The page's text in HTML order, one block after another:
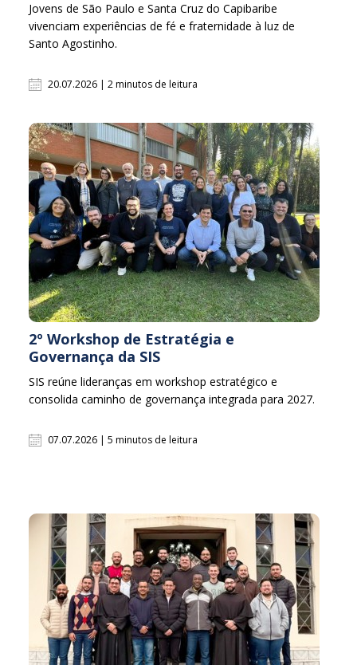
Jovens de São Paulo e Santa Cruz do Capibaribe
vivenciam experiências de fé e fraternidade à luz de
Santo Agostinho.
20.07.2026 | 2 minutos de leitura
2º Workshop de Estratégia e
Governança da SIS
SIS reúne lideranças em workshop estratégico e
consolida caminho de governança integrada para 2027.
07.07.2026 | 5 minutos de leitura